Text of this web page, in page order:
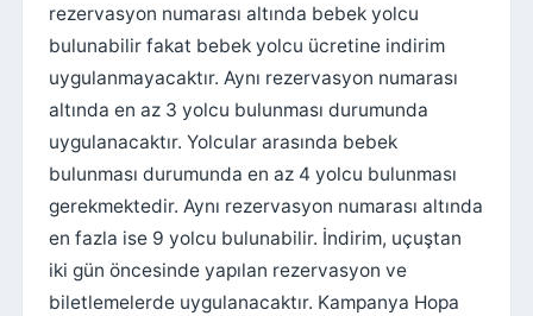
rezervasyon numarası altında bebek yolcu
bulunabilir fakat bebek yolcu ücretine indirim
uygulanmayacaktır. Aynı rezervasyon numarası
altında en az 3 yolcu bulunması durumunda
uygulanacaktır. Yolcular arasında bebek
bulunması durumunda en az 4 yolcu bulunması
gerekmektedir. Aynı rezervasyon numarası altında
en fazla ise 9 yolcu bulunabilir. İndirim, uçuştan
iki gün öncesinde yapılan rezervasyon ve
biletlemelerde uygulanacaktır. Kampanya Hopa